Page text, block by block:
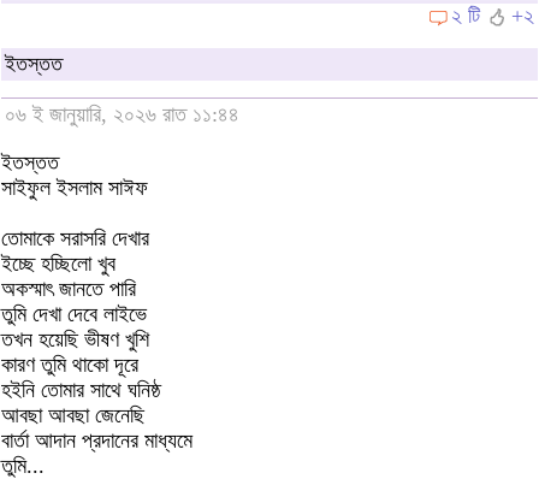
২ টি
+২
ইতস্তত
০৬ ই জানুয়ারি, ২০২৬ রাত ১১:৪৪
ইতস্তত
সাইফুল ইসলাম সাঈফ
তোমাকে সরাসরি দেখার
ইচ্ছে হচ্ছিলো ‍খুব
অকস্মাৎ জানতে পারি
তুমি দেখা দেবে লাইভে
তখন হয়েছি ভীষণ খুশি
কারণ তুমি থাকো দূরে
হইনি তোমার সাথে ঘনিষ্ঠ
আবছা আবছা জেনেছি
বার্তা আদান প্রদানের মাধ্যমে
তুমি...